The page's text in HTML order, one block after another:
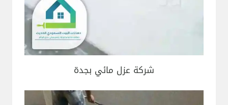
شركة عزل مائي بجدة